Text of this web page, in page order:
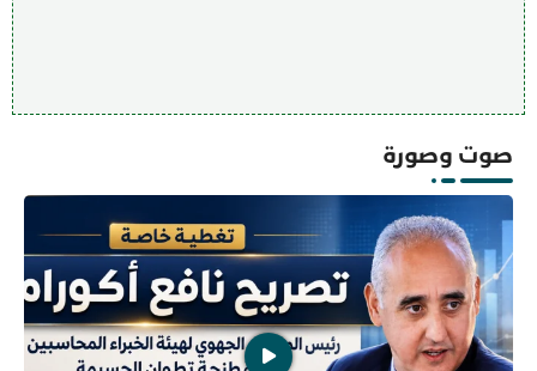
صوت وصورة